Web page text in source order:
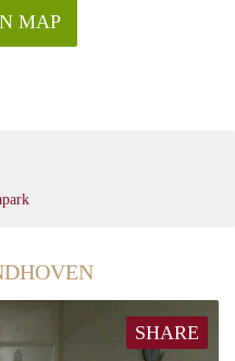
MAP
SHARE